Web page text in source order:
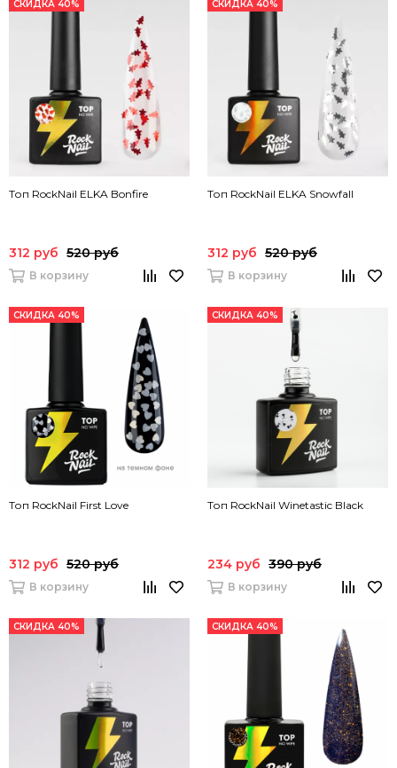
СКИДКА 40%
Топ RockNail ELKA Bonfire
312 руб 520 руб
В корзину
СКИДКА 40%
Топ RockNail ELKA Snowfall
312 руб 520 руб
В корзину
СКИДКА 40%
Топ RockNail First Love
312 руб 520 руб
В корзину
СКИДКА 40%
Топ RockNail Winetastic Black
234 руб 390 руб
В корзину
СКИДКА 40% СКИДКА 40%